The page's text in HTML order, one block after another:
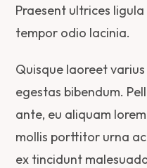
Praesent ultrices
tempor odio lacinia.
Quisque laoreet
egestas bibendum.
ante, eu aliquam
mollis porttitor urna
ex tincidunt